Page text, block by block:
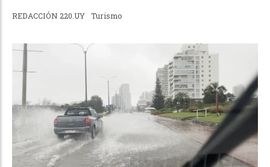
REDACCIÓN 220.UY Turismo